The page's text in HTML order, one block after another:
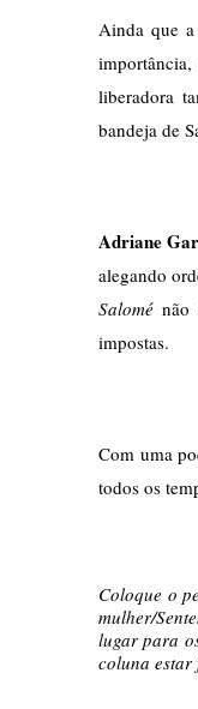
Ainda que
liberadora
bandeja de
Adriane
alegando
Salomé não
impostas.
Com uma
todos os
Coloque o
mulher/
lugar para
coluna